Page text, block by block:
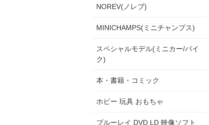
NOREV(ノレブ)
MINICHAMPS(ミニチャンプス)
スペシャルモデル(ミニカー/バイ
ク)
本・書籍・コミック
ホビー 玩具 おもちゃ
ブルーレイ DVD LD 映像ソフト